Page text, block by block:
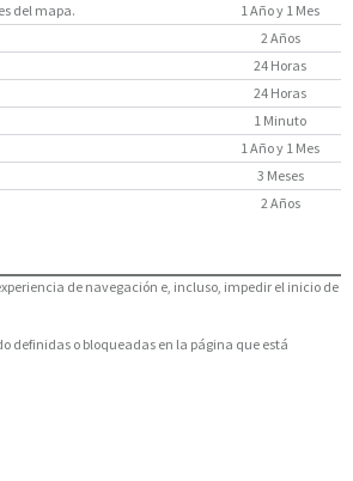
del mapa.
1 Año y 1 Mes
2 Años
24 Horas
24 Horas
1 Minuto
1 Año y 1 Mes
3 Meses
2 Años
de navegación e, incluso, impedir el inicio de
definidas o bloqueadas en la página que está